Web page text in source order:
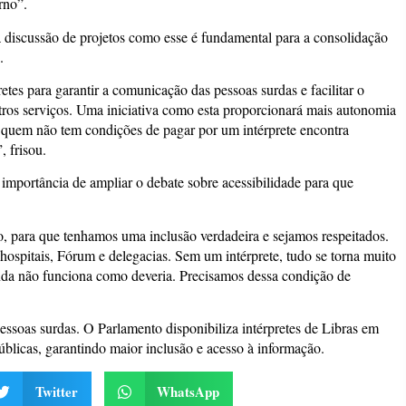
de projetos como esse é fundamental para a consolidação
para garantir a comunicação das pessoas surdas e facilitar o
serviços. Uma iniciativa como esta proporcionará mais autonomia
não tem condições de pagar por um intérprete encontra
frisou.
de ampliar o debate sobre acessibilidade para que
que tenhamos uma inclusão verdadeira e sejamos respeitados.
Fórum e delegacias. Sem um intérprete, tudo se torna muito
não funciona como deveria. Precisamos dessa condição de
surdas. O Parlamento disponibiliza intérpretes de Libras em
garantindo maior inclusão e acesso à informação.
Twitter WhatsApp